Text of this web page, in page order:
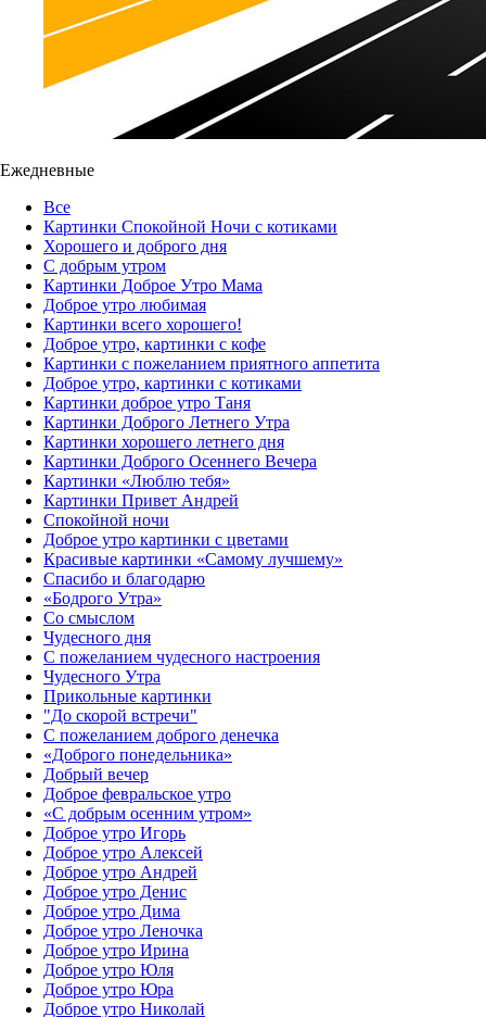
Ежедневные
Все
Картинки Спокойной Ночи с котиками
Хорошего и доброго дня
С добрым утром
Картинки Доброе Утро Мама
Доброе утро любимая
Картинки всего хорошего!
Доброе утро, картинки с кофе
Картинки с пожеланием приятного аппетита
Доброе утро, картинки с котиками
Картинки доброе утро Таня
Картинки Доброго Летнего Утра
Картинки хорошего летнего дня
Картинки Доброго Осеннего Вечера
Картинки «Люблю тебя»
Картинки Привет Андрей
Спокойной ночи
Доброе утро картинки с цветами
Красивые картинки «Самому лучшему»
Спасибо и благодарю
«‎Бодрого Утра»‎
Со смыслом
Чудесного дня
С пожеланием чудесного настроения
Чудесного Утра
Прикольные картинки
"До скорой встречи"
С пожеланием доброго денечка
«Доброго понедельника»‎
Добрый вечер
Доброе февральское утро
«С добрым осенним утром»‎
Доброе утро Игорь
Доброе утро Алексей
Доброе утро Андрей
Доброе утро Денис
Доброе утро Дима
Доброе утро Леночка
Доброе утро Ирина
Доброе утро Юля
Доброе утро Юра
Доброе утро Николай